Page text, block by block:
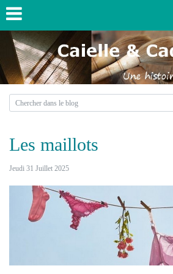
Les maillots
Jeudi 31 Juillet 2025